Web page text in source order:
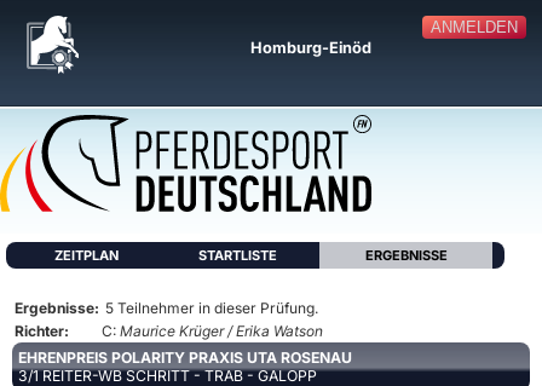
ANMELDEN
Homburg-Einöd
ZEITPLAN STARTLISTE ERGEBNISSE
Ergebnisse: 5 Teilnehmer in dieser Prüfung.
Richter:
C: Maurice Krüger / Erika Watson
EHRENPREIS POLARITY PRAXIS UTA ROSENAU
3/1 REITER-WB SCHRITT - TRAB - GALOPP